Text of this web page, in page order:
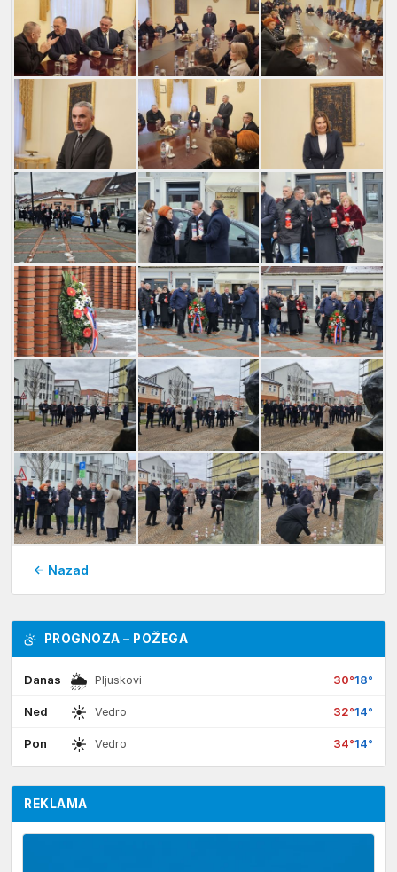
← Nazad
PROGNOZA – POŽEGA
Danas 🌦 Pljuskovi 30°18°
Ned ☀ Vedro 32°14°
Pon ☀ Vedro 34°14°
REKLAMA